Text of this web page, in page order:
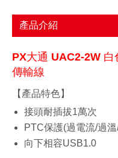
產品介紹
PX大通 UAC2-2W
傳輸線
【產品特色】
接頭耐插拔1萬次
PTC保護(過電流/過
向下相容USB1.0